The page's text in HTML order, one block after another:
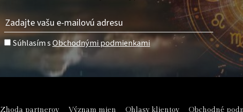
Súhlasím sObchodnými podmienkami
Zhoda partnerov Význam mien Ohlasy klientov Obchodné